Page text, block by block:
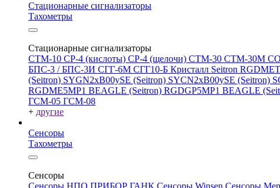
Стационарные сигнализаторы
Тахометры
Стационарные сигнализаторы
СТМ-10 СР-4 (кислоты) СР-4 (щелочи) СТМ-30 СТМ-30М
БПС-3 / БПС-3И СГГ-6М СГГ10-Б Кристалл Seitron
(Seitron) SYGN2xB00ySE (Seitron) SYCN2xB00ySE (Seitron)
RGDME5MP1 BEAGLE (Seitron) RGDGP5MP1 BEAGLE
ГСМ-05 ГСМ-08
+ другие
Сенсоры
Тахометры
Сенсоры